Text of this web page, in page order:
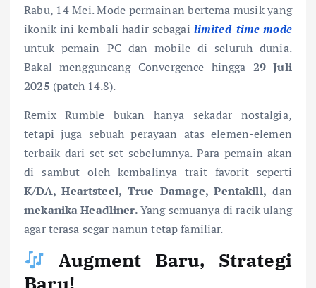
Rabu, 14 Mei. Mode permainan bertema musik yang
ikonik ini kembali hadir sebagai limited-time mode
untuk pemain PC dan mobile di seluruh dunia.
Bakal mengguncang Convergence hingga 29 Juli
2025 (patch 14.8).
Remix Rumble bukan hanya sekadar nostalgia,
tetapi juga sebuah perayaan atas elemen-elemen
terbaik dari set-set sebelumnya. Para pemain akan
di sambut oleh kembalinya trait favorit seperti
K/DA, Heartsteel, True Damage, Pentakill, dan
mekanika Headliner.Yang semuanya di racik ulang
agar terasa segar namun tetap familiar.
Augment Baru, Strategi